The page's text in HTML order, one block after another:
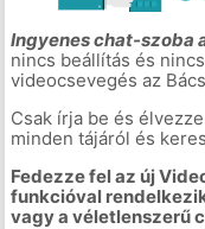
Ingyenes chat-szoba
nincs beállítás és
videocsevegés az
Csak írja be és
minden tájáról és
Fedezze fel az új
funkcióval
vagy a véletlenszerű